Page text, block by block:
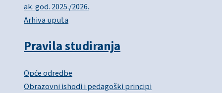
ak. god. 2025./2026.
Arhiva uputa
Pravila studiranja
Opće odredbe
Obrazovni ishodi i pedagoški principi